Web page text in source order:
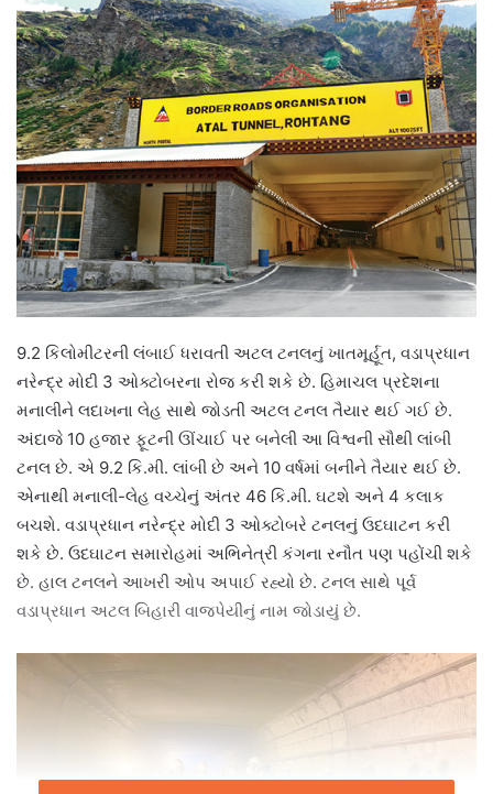
9.2 કિલોમીટરની લંબાઈ ધરાવતી અટલ ટનલનું ખાતમૂર્હૂત, વડાપ્રધાન
નરેન્દ્ર મોદી 3 ઓક્ટોબરના રોજ કરી શકે છે. હિમાચલ પ્રદેશના
મનાલીને લદાખના લેહ સાથે જોડતી અટલ ટનલ તૈયાર થઈ ગઈ છે.
અંદાજે 10 હજાર ફૂટની ઊંચાઈ પર બનેલી આ વિશ્વની સૌથી લાંબી
ટનલ છે. એ 9.2 કિ.મી. લાંબી છે અને 10 વર્ષમાં બનીને તૈયાર થઈ છે.
એનાથી મનાલી-લેહ વચ્ચેનું અંતર 46 કિ.મી. ઘટશે અને 4 કલાક
બચશે. વડાપ્રધાન નરેન્દ્ર મોદી 3 ઓક્ટોબરે ટનલનું ઉદઘાટન કરી
શકે છે. ઉદઘાટન સમારોહમાં અભિનેત્રી કંગના રનૌત પણ પહોંચી શકે
છે. હાલ ટનલને આખરી ઓપ અપાઈ રહ્યો છે. ટનલ સાથે પૂર્વ
વડાપ્રધાન અટલ બિહારી વાજપેયીનું નામ જોડાયું છે.